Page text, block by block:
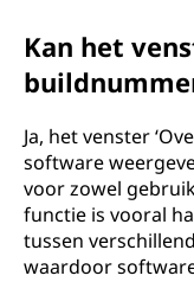
Kan het
Ja, het venster
software
voor zowel
functie is vooral
tussen
waardoor